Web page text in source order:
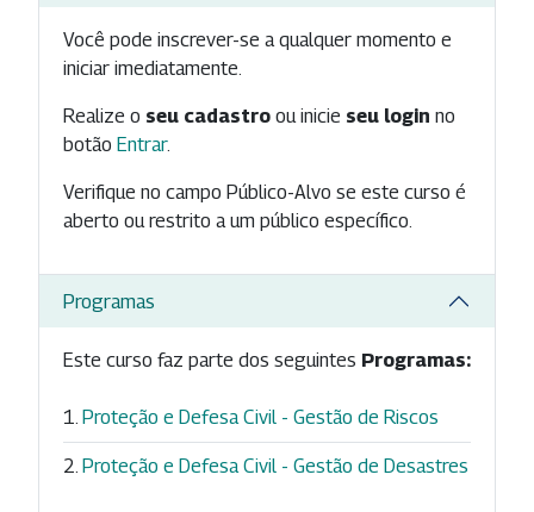
Você pode inscrever-se a qualquer momento e
iniciar imediatamente.
Realize o seu cadastro ou inicie seu login no
botão Entrar.
Verifique no campo Público-Alvo se este curso é
aberto ou restrito a um público específico.
Programas
Este curso faz parte dos seguintes Programas:
Proteção e Defesa Civil - Gestão de Riscos
Proteção e Defesa Civil - Gestão de Desastres